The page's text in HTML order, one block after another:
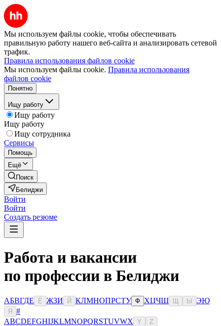
Мы используем файлы cookie, чтобы обеспечивать
правильную работу нашего веб-сайта и анализировать сетевой
трафик.
Правила использования файлов cookie
Мы используем файлы cookie. Правила использования
файлов cookie
Понятно
Ищу работу
Ищу работу
Ищу работу
Ищу сотрудника
Сервисы
Помощь
Ещё
Поиск
Белиджи
Войти
Войти
Создать резюме
Работа и вакансии
по профессии в Белиджи
АБВГДЕ Ё ЖЗИ Й КЛМНОПРСТУ Ф ХЦЧШ Ы ЭЮ
Я
#
ABCDEFGHIJKLMNOPQRSTUVWX Y Z